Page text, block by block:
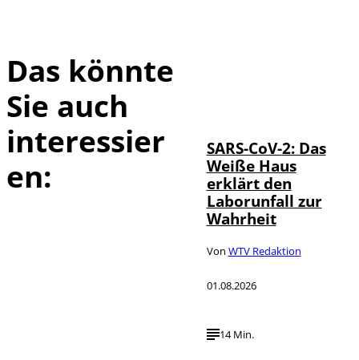
Das könnte
Sie auch
interessier
en:
SARS-CoV-2: Das
Weiße Haus
erklärt den
Laborunfall zur
Wahrheit
Von WTV Redaktion
01.08.2026
14 Min.